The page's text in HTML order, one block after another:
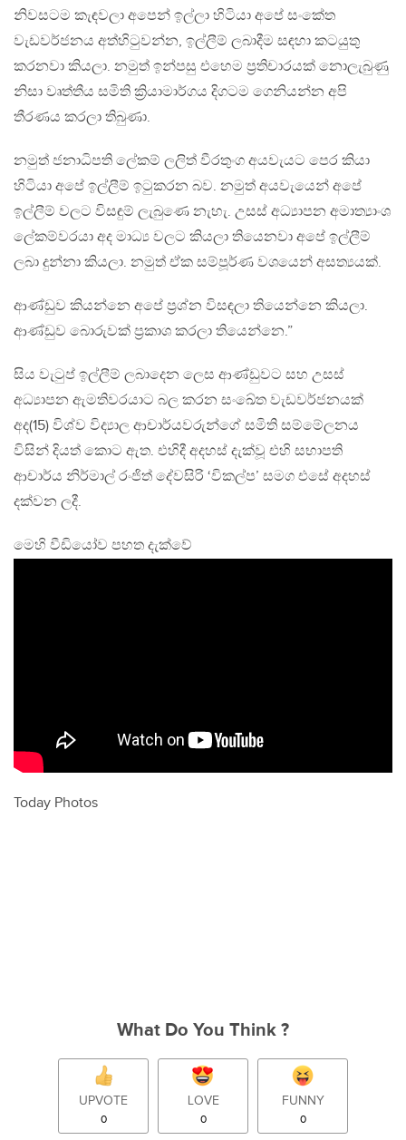
නිවසටම කැඳවලා අපෙන් ඉල්ලා හිටියා අපේ සංකේත
වැඩවර්ජනය අත්හිටුවන්න, ඉල්ලීම් ලබාදීම සඳහා කටයුතු
කරනවා කියලා. නමුත් ඉන්පසු එහෙම ප්‍රතිචාරයක් නොලැබුණු
නිසා වෘත්තීය සමිති ක්‍රියාමාර්ගය දිගටම ගෙනියන්න අපි
තීරණය කරලා තිබුණා.
නමුත් ජනාධිපති ලේකම් ලලිත් වීරතුංග අයවැයට පෙර කියා
හිටියා අපේ ඉල්ලීම් ඉටුකරන බව. නමුත් අයවැයෙන් අපේ
ඉල්ලීම් වලට විසඳුම් ලැබුණෙ නැහැ. උසස් අධ්‍යාපන අමාත්‍යාංශ
ලේකම්වරයා අද මාධ්‍ය වලට කියලා තියෙනවා අපේ ඉල්ලීම්
ලබා දුන්නා කියලා. නමුත් ඒක සම්පූර්ණ වශයෙන් අසත්‍යයක්.
ආණ්ඩුව කියන්නෙ අපේ ප්‍රශ්න විසඳලා තියෙන්නෙ කියලා.
ආණ්ඩුව බොරුවක් ප්‍රකාශ කරලා තියෙන්නෙ.”
සිය වැටුප් ඉල්ලීම් ලබාදෙන ලෙස ආණ්ඩුවට සහ උසස්
අධ්‍යාපන ඇමතිවරයාට බල කරන සංඛේත වැඩවර්ජනයක්
අද(15) විශ්ව විද්‍යාල ආචාර්යවරුන්ගේ සමිති සම්මේලනය
විසින් දියත් කොට ඇත. එහිදී අදහස් දැක්වූ එහි සභාපති
ආචාර්ය නිර්මාල් රංජිත් දේවසිරි ‘විකල්ප’ සමග එසේ අදහස්
දක්වන ලදී.
මෙහි වීඩියෝව පහත දැක්වේ
Today Photos
What Do You Think ?
UPVOTE
0
LOVE
0
FUNNY
0